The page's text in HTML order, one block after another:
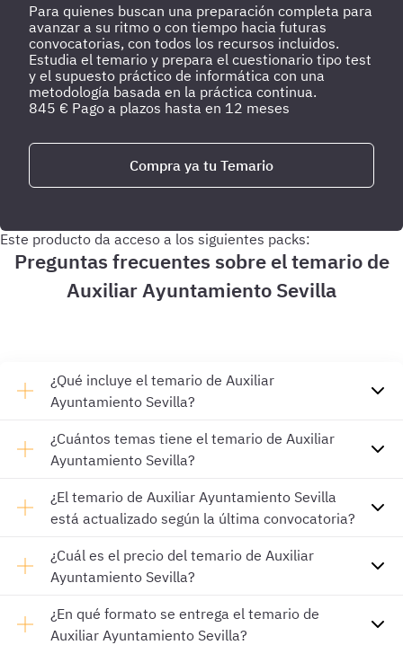
Para quienes buscan una preparación completa para
avanzar a su ritmo o con tiempo hacia futuras
convocatorias, con todos los recursos incluidos.
Estudia el temario y prepara el cuestionario tipo test
y el supuesto práctico de informática con una
metodología basada en la práctica continua.
845 € Pago a plazos hasta en 12 meses
Compra ya tu Temario
Este producto da acceso a los siguientes packs:
Preguntas frecuentes sobre el temario de
Auxiliar Ayuntamiento Sevilla
¿Qué incluye el temario de Auxiliar
Ayuntamiento Sevilla?
¿Cuántos temas tiene el temario de Auxiliar
Ayuntamiento Sevilla?
¿El temario de Auxiliar Ayuntamiento Sevilla
está actualizado según la última convocatoria?
¿Cuál es el precio del temario de Auxiliar
Ayuntamiento Sevilla?
¿En qué formato se entrega el temario de
Auxiliar Ayuntamiento Sevilla?